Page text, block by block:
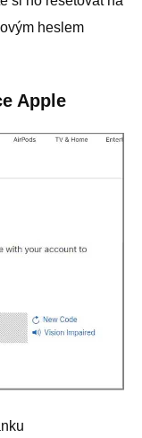
heslem
Apple